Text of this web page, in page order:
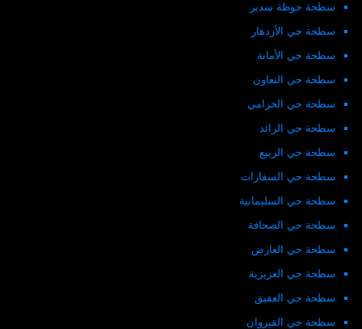
سطحة حوطة سدير
سطحة حي الأزدهار
سطحة حي الأمانة
سطحة حي التعاون
سطحة حي الخزامي
سطحة حي الرائد
سطحة حي الربيع
سطحة حي السفارات
سطحة حي السليمانية
سطحة حي الصحافة
سطحة حي العارض
سطحة حي العزيزية
سطحة حي العقيق
سطحة حي القيروان